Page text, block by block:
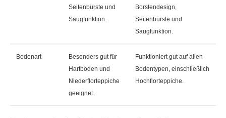
Seitenbürste und
Saugfunktion.
Borstendesign,
Seitenbürste und
Saugfunktion.
Bodenart
Besonders gut für
Hartböden und
Niederflorteppiche
geeignet.
Funktioniert gut auf allen
Bodentypen, einschließlich
Hochflorteppiche.